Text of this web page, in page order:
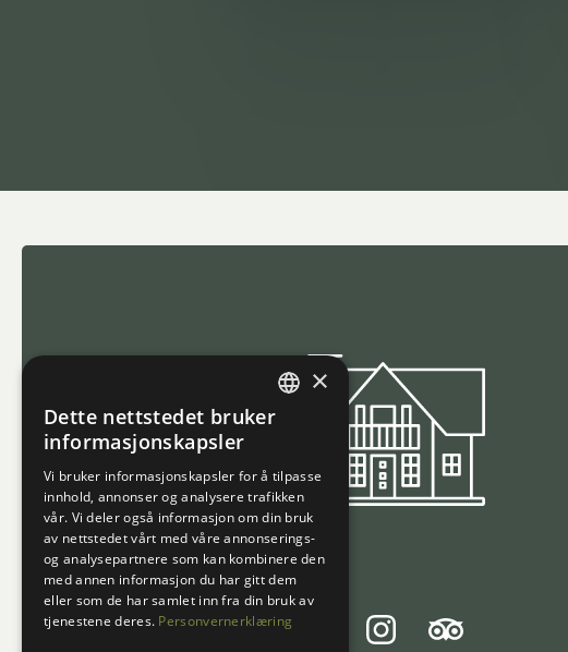
Trasti og Trine
NORWEGIAN
×
Dette nettstedet bruker
informasjonskapsler
Vi bruker informasjonskapsler for å tilpasse
innhold, annonser og analysere trafikken
vår. Vi deler også informasjon om din bruk
av nettstedet vårt med våre annonserings-
og analysepartnere som kan kombinere den
med annen informasjon du har gitt dem
eller som de har samlet inn fra din bruk av
tjenestene deres. Personvernerklæring